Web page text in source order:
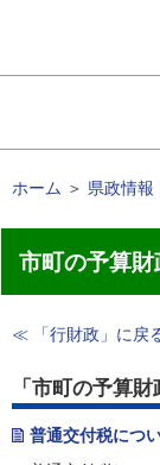
ホーム ＞ 県政情報
市町の予算財
≪ 「行財政」に戻
「市町の予算
普通交付税につ